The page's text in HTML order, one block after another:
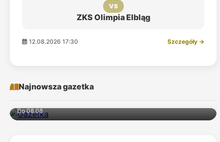
VS
ZKS Olimpia Elbląg
12.08.2026 17:30 Szczegóły →
Najnowsza gazetka
Do 08.08